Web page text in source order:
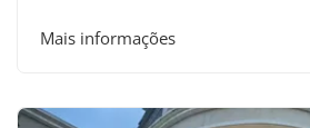
Mais informações